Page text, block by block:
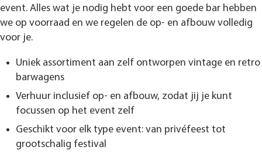
event. Alles wat je nodig hebt voor een goede bar hebben
we op voorraad en we regelen de op- en afbouw volledig
voor je.
Uniek assortiment aan zelf ontworpen vintage en retro
barwagens
Verhuur inclusief op- en afbouw, zodat jij je kunt
focussen op het event zelf
Geschikt voor elk type event: van privéfeest tot
grootschalig festival